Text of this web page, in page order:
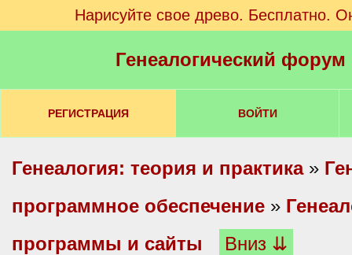
Нарисуйте свое древо. Бесплатно.
Генеалогический
РЕГИСТРАЦИЯ ВОЙТИ
Генеалогия: теория и практика»
программное обеспечение »
программы и сайты
Вниз ⇊